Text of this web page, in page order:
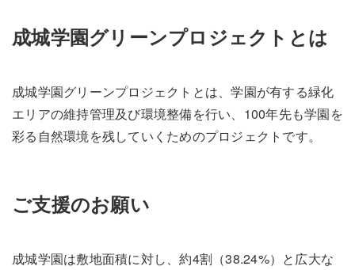
成城学園グリーンプロジェクトとは
成城学園グリーンプロジェクトとは、学園が有する緑化
エリアの維持管理及び環境整備を行い、100年先も学園を
彩る自然環境を残していくためのプロジェクトです。
ご支援のお願い
成城学園は敷地面積に対し、約4割（38.24%）と広大な